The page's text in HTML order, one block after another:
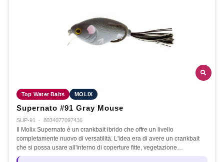
Top Water Baits MOLIX
Supernato #91 Gray Mouse
SUP-91 · 8034077097436
Il Molix Supernato è un crankbait ibrido che offre un livello
completamente nuovo di versatilità. L'idea era di avere un crankbait
che si possa usare all'interno di coperture fitte, vegetazione…